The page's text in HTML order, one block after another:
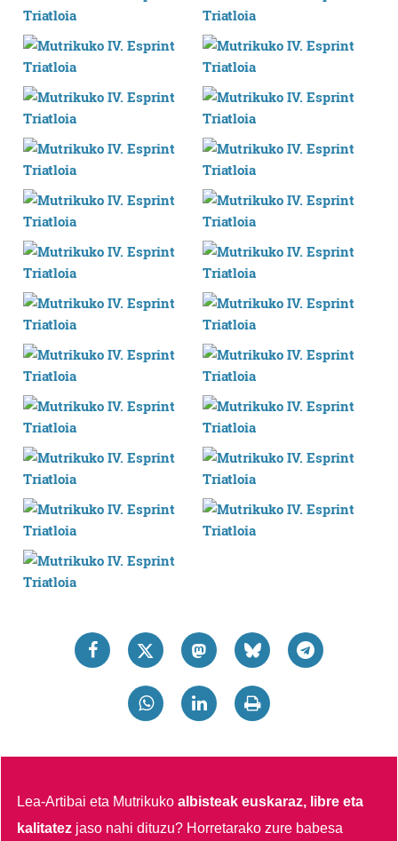
Lea-Artibai eta Mutrikukoalbisteak euskaraz, libre eta
kalitatez jaso nahi dituzu? Horretarako zure babesa